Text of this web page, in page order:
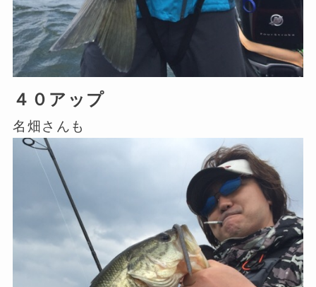
４０アップ
名畑さんも